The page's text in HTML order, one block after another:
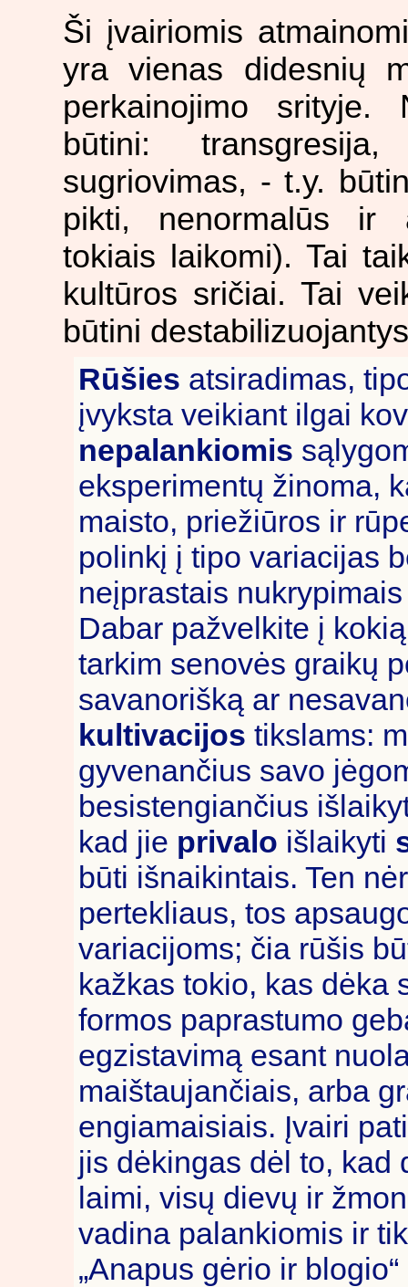
Ši įvairiomis
yra vienas didesnių
perkainojimo
būtini: transgresija,
sugriovimas, - t.y.
pikti, nenormalūs ir
tokiais laikomi). Tai
kultūros sričiai. Tai
būtini
Rūšies atsiradimas,
įvyksta veikiant ilgai
nepalankiomis
eksperimentų žinoma,
maisto, priežiūros ir
polinkį į tipo variacijas
neįprastais
Dabar pažvelkite į
tarkim senovės graikų
savanorišką ar
kultivacijos tikslams:
gyvenančius savo
besistengiančius
kad jie privalo išlaikyti
būti išnaikintais. Ten
pertekliaus, tos
variacijoms; čia rūšis
kažkas tokio, kas dėka
formos paprastumo
egzistavimą esant
maištaujančiais, arba
engiamaisiais. Įvairi
jis dėkingas dėl to, kad
laimi, visų dievų ir
vadina palankiomis ir
„Anapus gėrio ir blogio“